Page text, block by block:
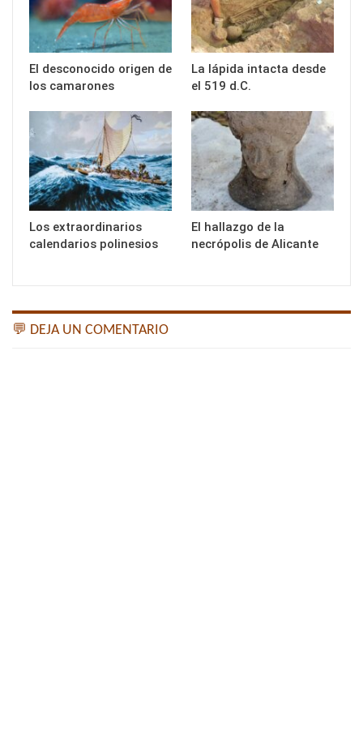
El desconocido origen de
los camarones
La lápida intacta desde
el 519 d.C.
Los extraordinarios
calendarios polinesios
El hallazgo de la
necrópolis de Alicante
💬 DEJA UN COMENTARIO